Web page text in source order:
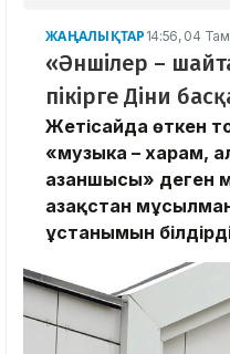
ЖАҢАЛЫҚТАР 14:56, 04
«Әншілер –
пікірге Діни
Жетісайда өткен
«музыка – харам,
азаншысы» деген
Қазақстан
ұстанымын